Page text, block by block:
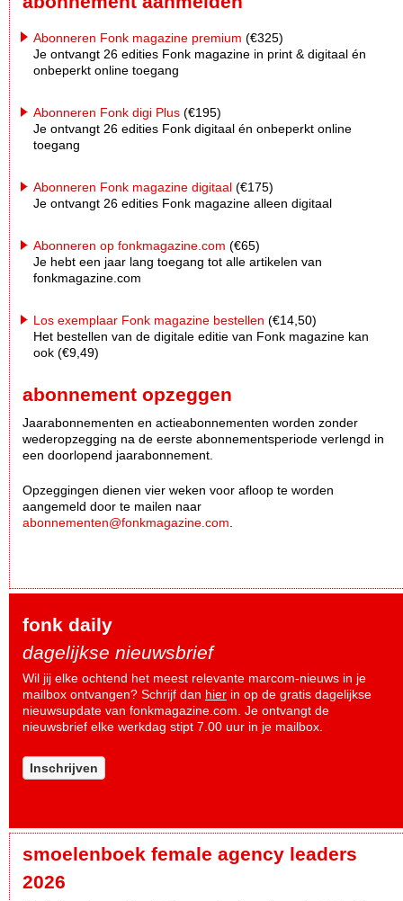
Abonneren Fonk magazine premium (€325)
Je ontvangt 26 edities Fonk magazine in print & digitaal én
onbeperkt online toegang
Abonneren Fonk digi Plus (€195)
Je ontvangt 26 edities Fonk digitaal én onbeperkt online
toegang
Abonneren Fonk magazine digitaal (€175)
Je ontvangt 26 edities Fonk magazine alleen digitaal
Abonneren op fonkmagazine.com (€65)
Je hebt een jaar lang toegang tot alle artikelen van
fonkmagazine.com
Los exemplaar Fonk magazine bestellen (€14,50)
Het bestellen van de digitale editie van Fonk magazine kan
ook (€9,49)
abonnement opzeggen
Jaarabonnementen en actieabonnementen worden zonder
wederopzegging na de eerste abonnementsperiode verlengd in
een doorlopend jaarabonnement.
Opzeggingen dienen vier weken voor afloop te worden
aangemeld door te mailen naar
abonnementen@fonkmagazine.com.
fonk daily
dagelijkse nieuwsbrief
Wil jij elke ochtend het meest relevante marcom-nieuws in je
mailbox ontvangen? Schrijf dan hier in op de gratis dagelijkse
nieuwsupdate van fonkmagazine.com. Je ontvangt de
nieuwsbrief elke werkdag stipt 7.00 uur in je mailbox.
Inschrijven
smoelenboek female agency leaders
2026